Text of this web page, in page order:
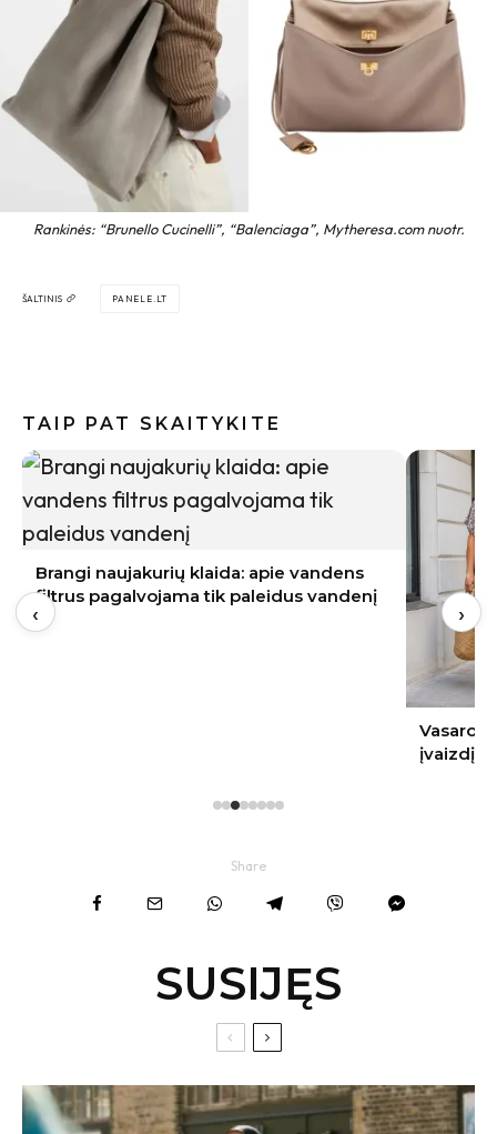
Rankinės: “Brunello Cucinelli”, “Balenciaga”, Mytheresa.com nuotr.
ŠALTINIS PANELE.LT
TAIP PAT SKAITYKITE
Brangi naujakurių klaida: apie vandens
filtrus pagalvojama tik paleidus vandenį
Vasaros
įvaizdį
‹ ›
Share
SUSIJĘS